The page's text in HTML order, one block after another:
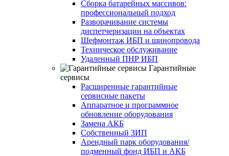
Сборка батарейных массивов:
профессиональный подход
Разворачивание системы
диспетчеризации на объектах
Шефмонтаж ИБП и шинопровода
Техническое обслуживание
Удаленный ПНР ИБП
Гарантийные
сервисы
Расширенные гарантийные
сервисные пакеты
Аппаратное и программное
обновление оборудования
Замена АКБ
Собственный ЗИП
Арендный парк оборудования/
подменный фонд ИБП и АКБ